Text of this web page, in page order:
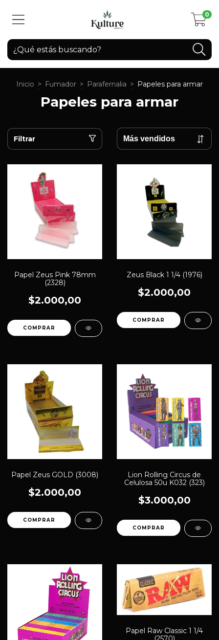
0
Inicio > Fumador > Parafernalia > Papeles para armar
Papeles para armar
Filtrar
Papel Zeus Pink 78mm
(2328)
$2.000,00
Zeus Black 1 1/4 (1976)
$2.000,00
Papel Zeus GOLD (3008)
$2.000,00
Lion Rolling Circus de
Celulosa 50u K032 (323)
$3.000,00
Papel Raw Classic 1 1/4